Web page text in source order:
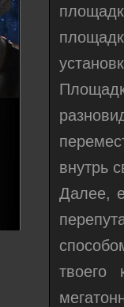
внутрь
Далее,
твоего